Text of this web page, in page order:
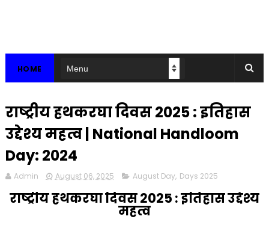
HOME
राष्‍ट्रीय हथकरघा दिवस 2025 : इतिहास
उद्देश्य महत्व | National Handloom
Day: 2024
Admin August 06, 2025 August Day, Days 2025
राष्‍ट्रीय हथकरघा दिवस 2025 : इतिहास उद्देश्य
महत्व